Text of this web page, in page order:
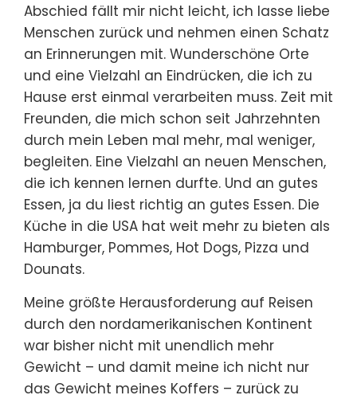
Abschied fällt mir nicht leicht, ich lasse liebe
Menschen zurück und nehmen einen Schatz
an Erinnerungen mit. Wunderschöne Orte
und eine Vielzahl an Eindrücken, die ich zu
Hause erst einmal verarbeiten muss. Zeit mit
Freunden, die mich schon seit Jahrzehnten
durch mein Leben mal mehr, mal weniger,
begleiten. Eine Vielzahl an neuen Menschen,
die ich kennen lernen durfte. Und an gutes
Essen, ja du liest richtig an gutes Essen. Die
Küche in die USA hat weit mehr zu bieten als
Hamburger, Pommes, Hot Dogs, Pizza und
Dounats.
Meine größte Herausforderung auf Reisen
durch den nordamerikanischen Kontinent
war bisher nicht mit unendlich mehr
Gewicht – und damit meine ich nicht nur
das Gewicht meines Koffers – zurück zu